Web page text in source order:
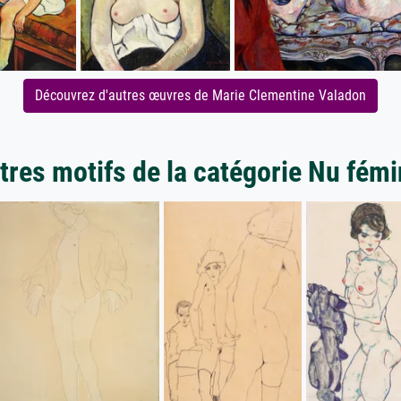
Découvrez d'autres œuvres de Marie Clementine Valadon
motifs de la catégorie Nu